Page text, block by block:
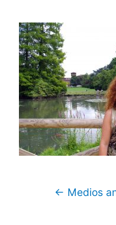
Navegación
← Medios